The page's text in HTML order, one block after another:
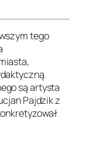
tego
są artysta
Pajdzik z